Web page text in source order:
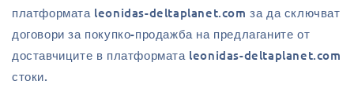
платформата leonidas-deltaplanet.com за да сключват
договори за покупко-продажба на предлаганите от
доставчиците в платформата leonidas-deltaplanet.com
стоки.